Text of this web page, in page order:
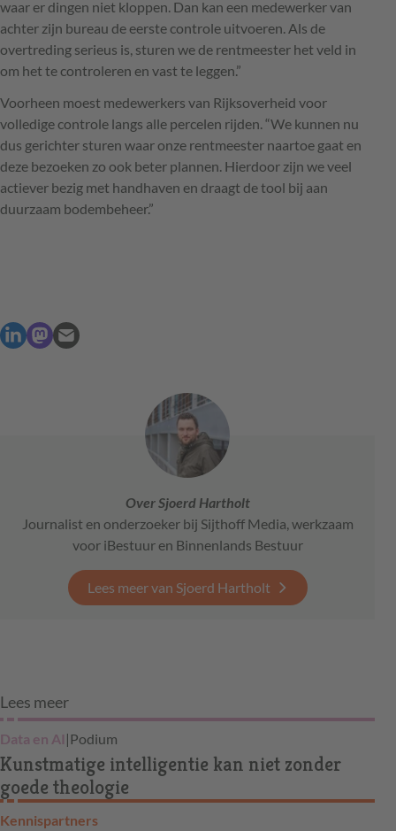
waar er dingen niet kloppen. Dan kan een medewerker van
achter zijn bureau de eerste controle uitvoeren. Als de
overtreding serieus is, sturen we de rentmeester het veld in
om het te controleren en vast te leggen.”
Voorheen moest medewerkers van Rijksoverheid voor
volledige controle langs alle percelen rijden. “We kunnen nu
dus gerichter sturen waar onze rentmeester naartoe gaat en
deze bezoeken zo ook beter plannen. Hierdoor zijn we veel
actiever bezig met handhaven en draagt de tool bij aan
duurzaam bodembeheer.”
Over Sjoerd Hartholt
Journalist en onderzoeker bij Sijthoff Media, werkzaam
voor iBestuur en Binnenlands Bestuur
Lees meer van Sjoerd Hartholt
Lees meer
Data en AI |Podium
Kunstmatige intelligentie kan niet zonder
goede theologie
Kennispartners